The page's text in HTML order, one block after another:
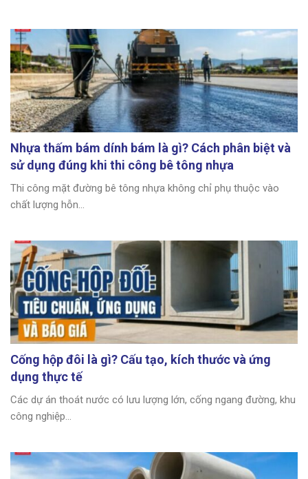
Nhựa thấm bám dính bám là gì? Cách phân biệt và
sử dụng đúng khi thi công bê tông nhựa
Thi công mặt đường bê tông nhựa không chỉ phụ thuộc vào
chất lượng hỗn...
Cống hộp đôi là gì? Cấu tạo, kích thước và ứng
dụng thực tế
Các dự án thoát nước có lưu lượng lớn, cống ngang đường, khu
công nghiệp...